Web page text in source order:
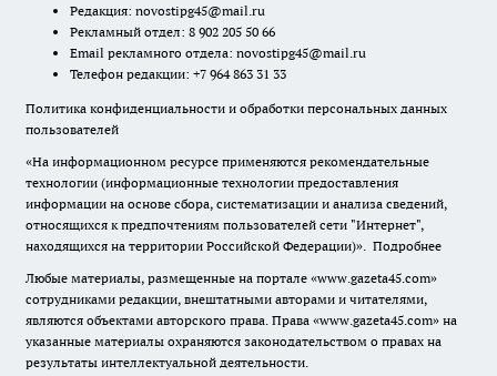
Редакция: novostipg45@mail.ru
Рекламный отдел: 8 902 205 50 66
Email рекламного отдела: novostipg45@mail.ru
Телефон редакции: +7 964 863 31 33
Политика конфиденциальности и обработки персональных данных
пользователей
«На информационном ресурсе применяются рекомендательные
технологии (информационные технологии предоставления
информации на основе сбора, систематизации и анализа сведений,
относящихся к предпочтениям пользователей сети "Интернет",
находящихся на территории Российской Федерации)». Подробнее
Любые материалы, размещенные на портале «www.gazeta45.com»
сотрудниками редакции, внештатными авторами и читателями,
являются объектами авторского права. Права «www.gazeta45.com» на
указанные материалы охраняются законодательством о правах на
результаты интеллектуальной деятельности.